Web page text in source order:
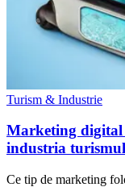
Turism & Industrie
Marketing
industria
Ce tip de marketing